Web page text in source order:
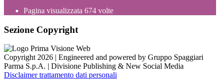
Pagina visualizzata 674 volte
Sezione Copyright
Copyright 2026 | Engineered and powered by Gruppo Spaggiari
Parma S.p.A. | Divisione Publishing & New Social Media
Disclaimer trattamento dati personali